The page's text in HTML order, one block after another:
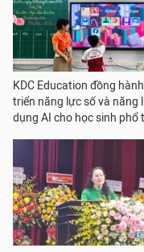
KDC Education đồng
triển năng lực số và năng
dụng AI cho học sinh phổ